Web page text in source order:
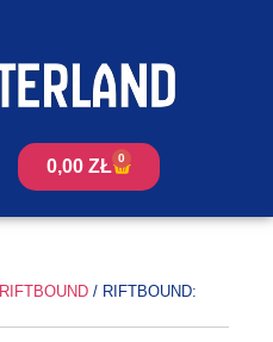
0,00 ZŁ 0
RIFTBOUND/ RIFTBOUND: